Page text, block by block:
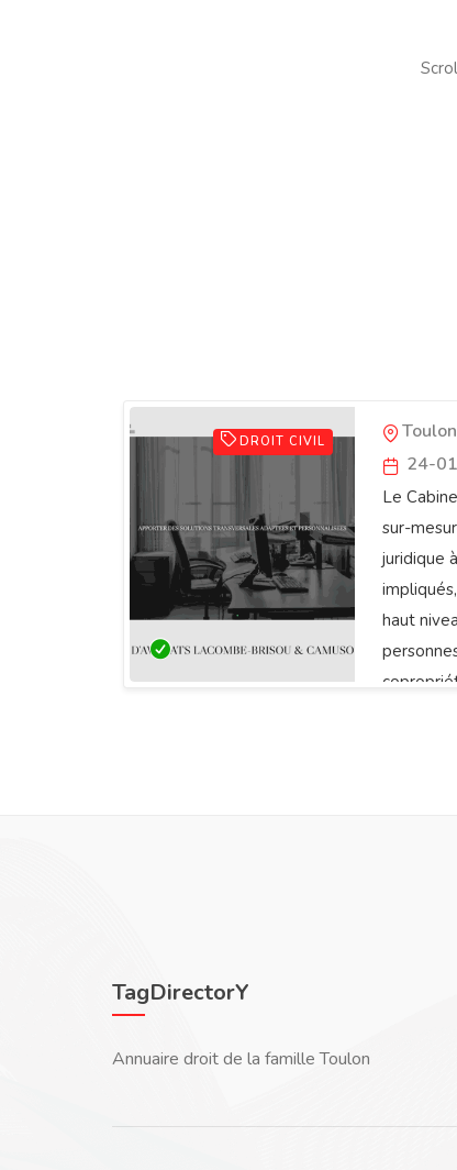
DROIT CIVIL
Toulon
24-
Le
sur-
juridique
haut
TagDirectorY
Annuaire droit de la famille Toulon